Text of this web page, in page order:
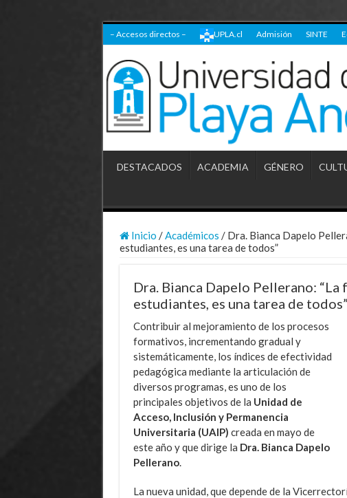
– Accesos directos – UPLA.cl Admisión SINTE
DESTACADOS ACADEMIA GÉNERO
Inicio / Académicos / Dra. Bianca Dapelo
estudiantes, es una tarea de todos”
Dra. Bianca Dapelo Pellerano:
estudiantes, es una tarea de todos”
Contribuir al mejoramiento de los procesos
formativos, incrementando gradual y
sistemáticamente, los índices de efectividad
pedagógica mediante la articulación de
diversos programas, es uno de los
principales objetivos de la Unidad de
Acceso, Inclusión y Permanencia
Universitaria (UAIP) creada en mayo de
este año y que dirige la Dra. Bianca Dapelo
Pellerano.
La nueva unidad, que depende de la